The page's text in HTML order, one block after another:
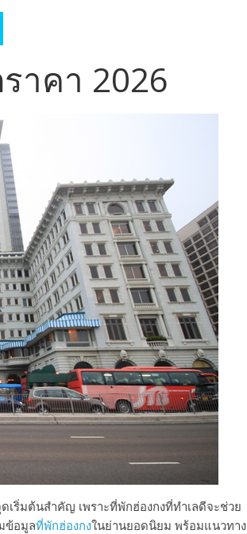
าคา 2026
เริ่มต้นสำคัญ เพราะที่พักฮ่องกงที่ทำเลดีจะช่วย
ข้อมูลที่พักฮ่องกงในย่านยอดนิยม พร้อมแนวทาง